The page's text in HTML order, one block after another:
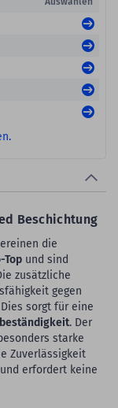
Beschichtung
die
Top und sind
zusätzliche
gegen
sorgt für eine
. Der
starke
Zuverlässigkeit
erfordert keine